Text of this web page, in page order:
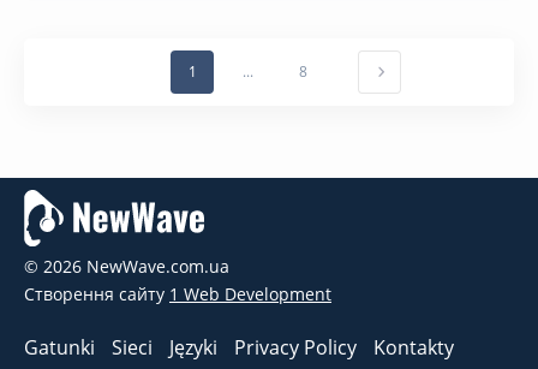
1 ... 8
© 2026 NewWave.com.ua
Створення сайту 1 Web Development
Gatunki Sieci Języki Privacy Policy Kontakty